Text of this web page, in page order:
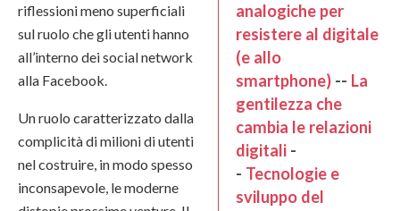
analogiche per
resistere al digitale
(e allo
smartphone)-- La
gentilezza che
cambia le relazioni
digitali-
- Tecnologie e
sviluppo del
riflessioni meno superficiali
sul ruolo che gli utenti hanno
all’interno dei social network
alla Facebook.
Un ruolo caratterizzato dalla
complicità di milioni di utenti
nel costruire, in modo spesso
inconsapevole, le moderne